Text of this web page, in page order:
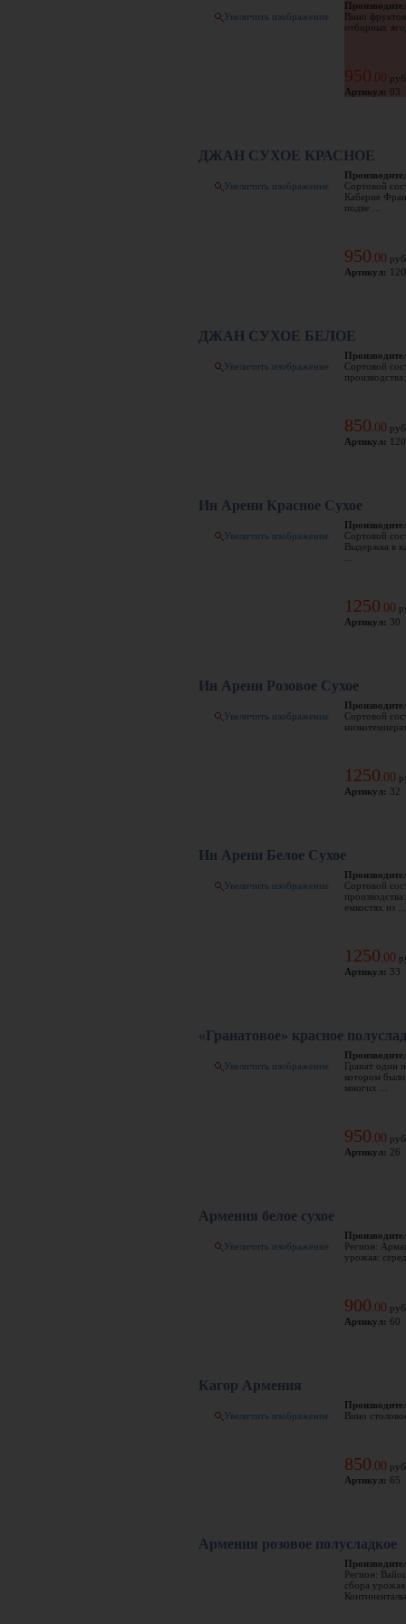
Увеличить изображение
Вино
отборных
950 00
Артикул: 03
ДЖАН СУХОЕ КРАСНОЕ
Увеличить изображение
Сортовой
Каберне
подве ...
950 00
Артикул:
ДЖАН СУХОЕ БЕЛОЕ
Увеличить изображение
Сортовой
850 00
Артикул:
Ин Арени Красное Сухое
Увеличить изображение
Сортовой
Выдержка в
1250 00
Артикул: 30
Ин Арени Розовое Сухое
Увеличить изображение
Сортовой
1250 00
Артикул: 32
Ин Арени Белое Сухое
Увеличить изображение
Сортовой
емкостях из ...
1250 00
Артикул: 33
«Гранатовое» красное
Увеличить изображение
Гранат один
котором
многих ...
950 00
Артикул: 26
Армения белое сухое
Увеличить изображение
Регион:
урожая:
900 00
Артикул: 60
Кагор Армения
Увеличить изображение
Вино
850 00
Артикул: 65
Армения розовое полусладкое
Регион:
сбора